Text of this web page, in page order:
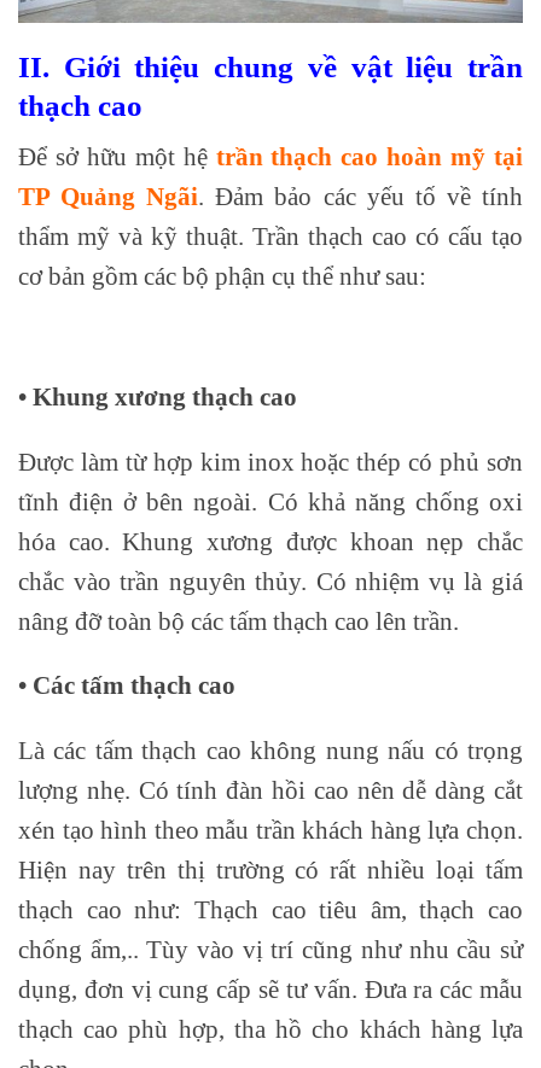
II. Giới thiệu chung về vật liệu trần
thạch cao
Để sở hữu một hệ trần thạch cao hoàn mỹ tại
TP Quảng Ngãi. Đảm bảo các yếu tố về tính
thẩm mỹ và kỹ thuật. Trần thạch cao có cấu tạo
cơ bản gồm các bộ phận cụ thể như sau:
• Khung xương thạch cao
Được làm từ hợp kim inox hoặc thép có phủ sơn
tĩnh điện ở bên ngoài. Có khả năng chống oxi
hóa cao. Khung xương được khoan nẹp chắc
chắc vào trần nguyên thủy. Có nhiệm vụ là giá
nâng đỡ toàn bộ các tấm thạch cao lên trần.
• Các tấm thạch cao
Là các tấm thạch cao không nung nấu có trọng
lượng nhẹ. Có tính đàn hồi cao nên dễ dàng cắt
xén tạo hình theo mẫu trần khách hàng lựa chọn.
Hiện nay trên thị trường có rất nhiều loại tấm
thạch cao như: Thạch cao tiêu âm, thạch cao
chống ẩm,.. Tùy vào vị trí cũng như nhu cầu sử
dụng, đơn vị cung cấp sẽ tư vấn. Đưa ra các mẫu
thạch cao phù hợp, tha hồ cho khách hàng lựa